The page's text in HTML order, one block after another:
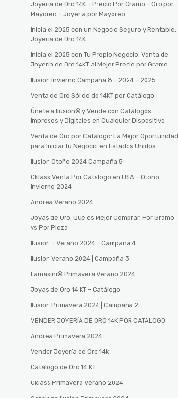
Joyería de Oro 14K – Precio Por Gramo – Oro por
Mayoreo – Joyeria por Mayoreo
Inicia el 2025 con un Negocio Seguro y Rentable:
Joyería de Oro 14K
Inicia el 2025 con Tu Propio Negocio: Venta de
Joyería de Oro 14KT al Mejor Precio por Gramo
Ilusion Invierno Campaña 8 – 2024 – 2025
Venta de Oro Sólido de 14KT por Catálogo
Únete a Ilusión® y Vende con Catálogos
Impresos y Digitales en Cualquier Dispositivo
Venta de Oro por Catálogo: La Mejor Oportunidad
para Iniciar tu Negocio en Estados Unidos
Ilusion Otoño 2024 Campaña 5
Cklass Venta Por Catalogo en USA – Otono
Invierno 2024
Andrea Verano 2024
Joyas de Oro, Que es Mejor Comprar, Por Gramo
vs Por Pieza
Ilusion – Verano 2024 – Campaña 4
Ilusion Verano 2024 | Campaña 3
Lamasini®️ Primavera Verano 2024
Joyas de Oro 14 KT – Catálogo
Ilusion Primavera 2024 | Campaña 2
VENDER JOYERÍA DE ORO 14K POR CATALOGO
Andrea Primavera 2024
Vender Joyería de Oro 14k
Catálogo de Oro 14 KT
Cklass Primavera Verano 2024